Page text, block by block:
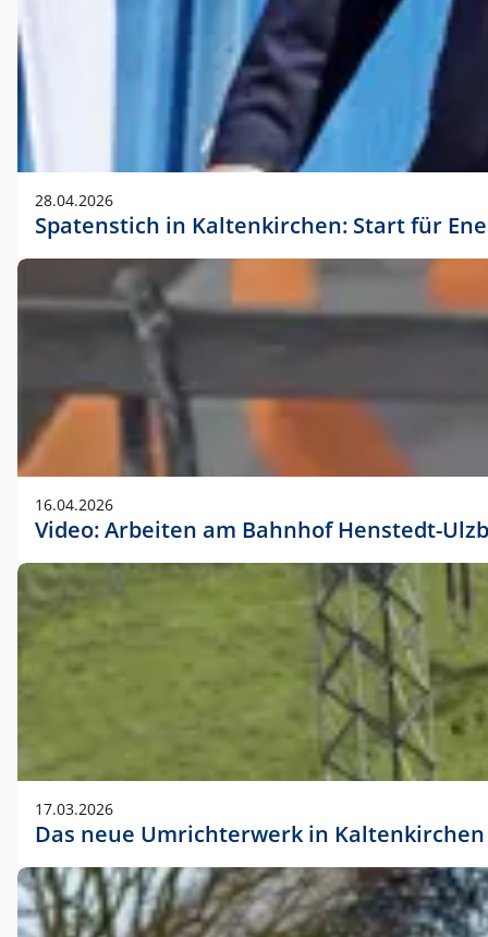
28.04.2026
Spatenstich in Kaltenkirchen: Start für
16.04.2026
Video: Arbeiten am Bahnhof Henstedt-
17.03.2026
Das neue Umrichterwerk in Kaltenkirchen